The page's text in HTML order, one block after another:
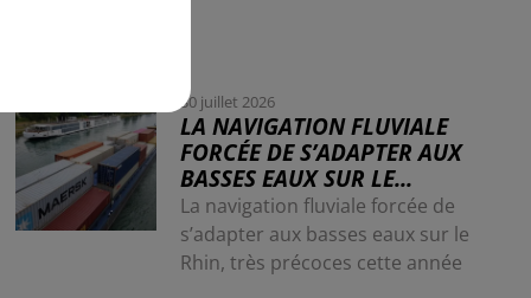
30 juillet 2026
LA NAVIGATION FLUVIALE
FORCÉE DE S’ADAPTER AUX
BASSES EAUX SUR LE...
La navigation fluviale forcée de
s’adapter aux basses eaux sur le
Rhin, très précoces cette année